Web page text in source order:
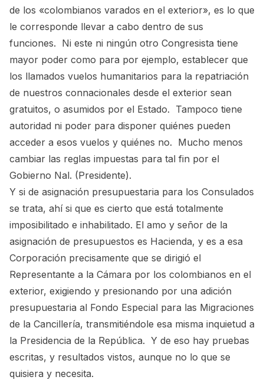
de los «colombianos varados en el exterior», es lo que
le corresponde llevar a cabo dentro de sus
funciones. Ni este ni ningún otro Congresista tiene
mayor poder como para por ejemplo, establecer que
los llamados vuelos humanitarios para la repatriación
de nuestros connacionales desde el exterior sean
gratuitos, o asumidos por el Estado. Tampoco tiene
autoridad ni poder para disponer quiénes pueden
acceder a esos vuelos y quiénes no. Mucho menos
cambiar las reglas impuestas para tal fin por el
Gobierno Nal. (Presidente).
Y si de asignación presupuestaria para los Consulados
se trata, ahí si que es cierto que está totalmente
imposibilitado e inhabilitado. El amo y señor de la
asignación de presupuestos es Hacienda, y es a esa
Corporación precisamente que se dirigió el
Representante a la Cámara por los colombianos en el
exterior, exigiendo y presionando por una adición
presupuestaria al Fondo Especial para las Migraciones
de la Cancillería, transmitiéndole esa misma inquietud a
la Presidencia de la República. Y de eso hay pruebas
escritas, y resultados vistos, aunque no lo que se
quisiera y necesita.